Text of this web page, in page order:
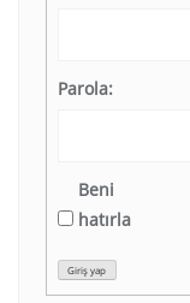
Parola:
Beni
hatırla
Giriş yap